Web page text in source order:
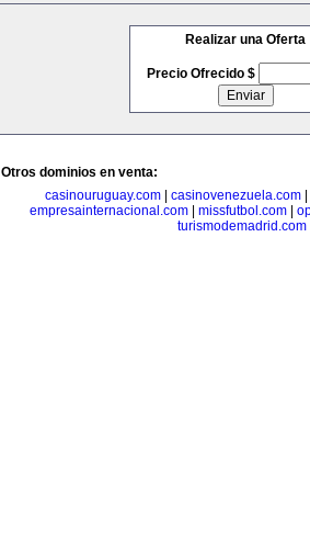
Realizar una Oferta
Precio Ofrecido $
Otros dominios en venta:
casinouruguay.com| casinovenezuela.com|
empresainternacional.com| missfutbol.com|
turismodemadrid.com